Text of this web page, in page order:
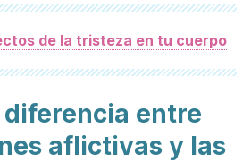
de la tristeza en tu cuerpo
diferencia entre
aflictivas y las